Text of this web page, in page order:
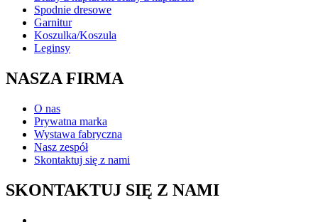
Spodnie dresowe
Garnitur
Koszulka/Koszula
Leginsy
NASZA FIRMA
O nas
Prywatna marka
Wystawa fabryczna
Nasz zespół
Skontaktuj się z nami
SKONTAKTUJ SIĘ Z NAMI